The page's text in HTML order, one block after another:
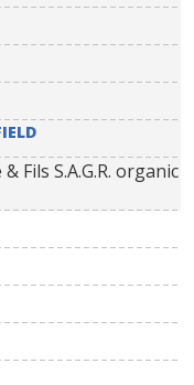
Fils S.A.G.R. organic